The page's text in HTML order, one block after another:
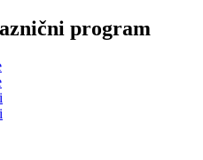
program